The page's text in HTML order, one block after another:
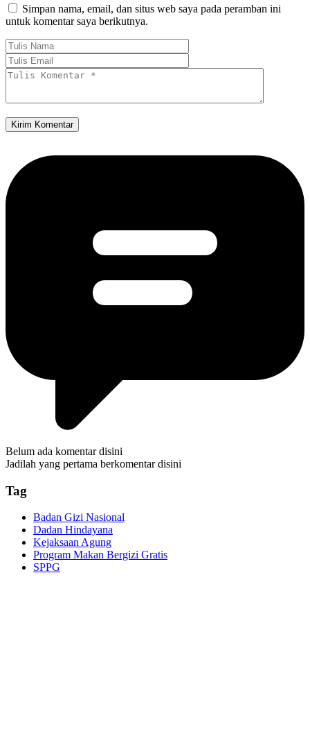
Simpan nama, email, dan situs web saya pada peramban ini
untuk komentar saya berikutnya.
Belum ada komentar disini
Jadilah yang pertama berkomentar disini
Tag
Badan Gizi Nasional
Dadan Hindayana
Kejaksaan Agung
Program Makan Bergizi Gratis
SPPG